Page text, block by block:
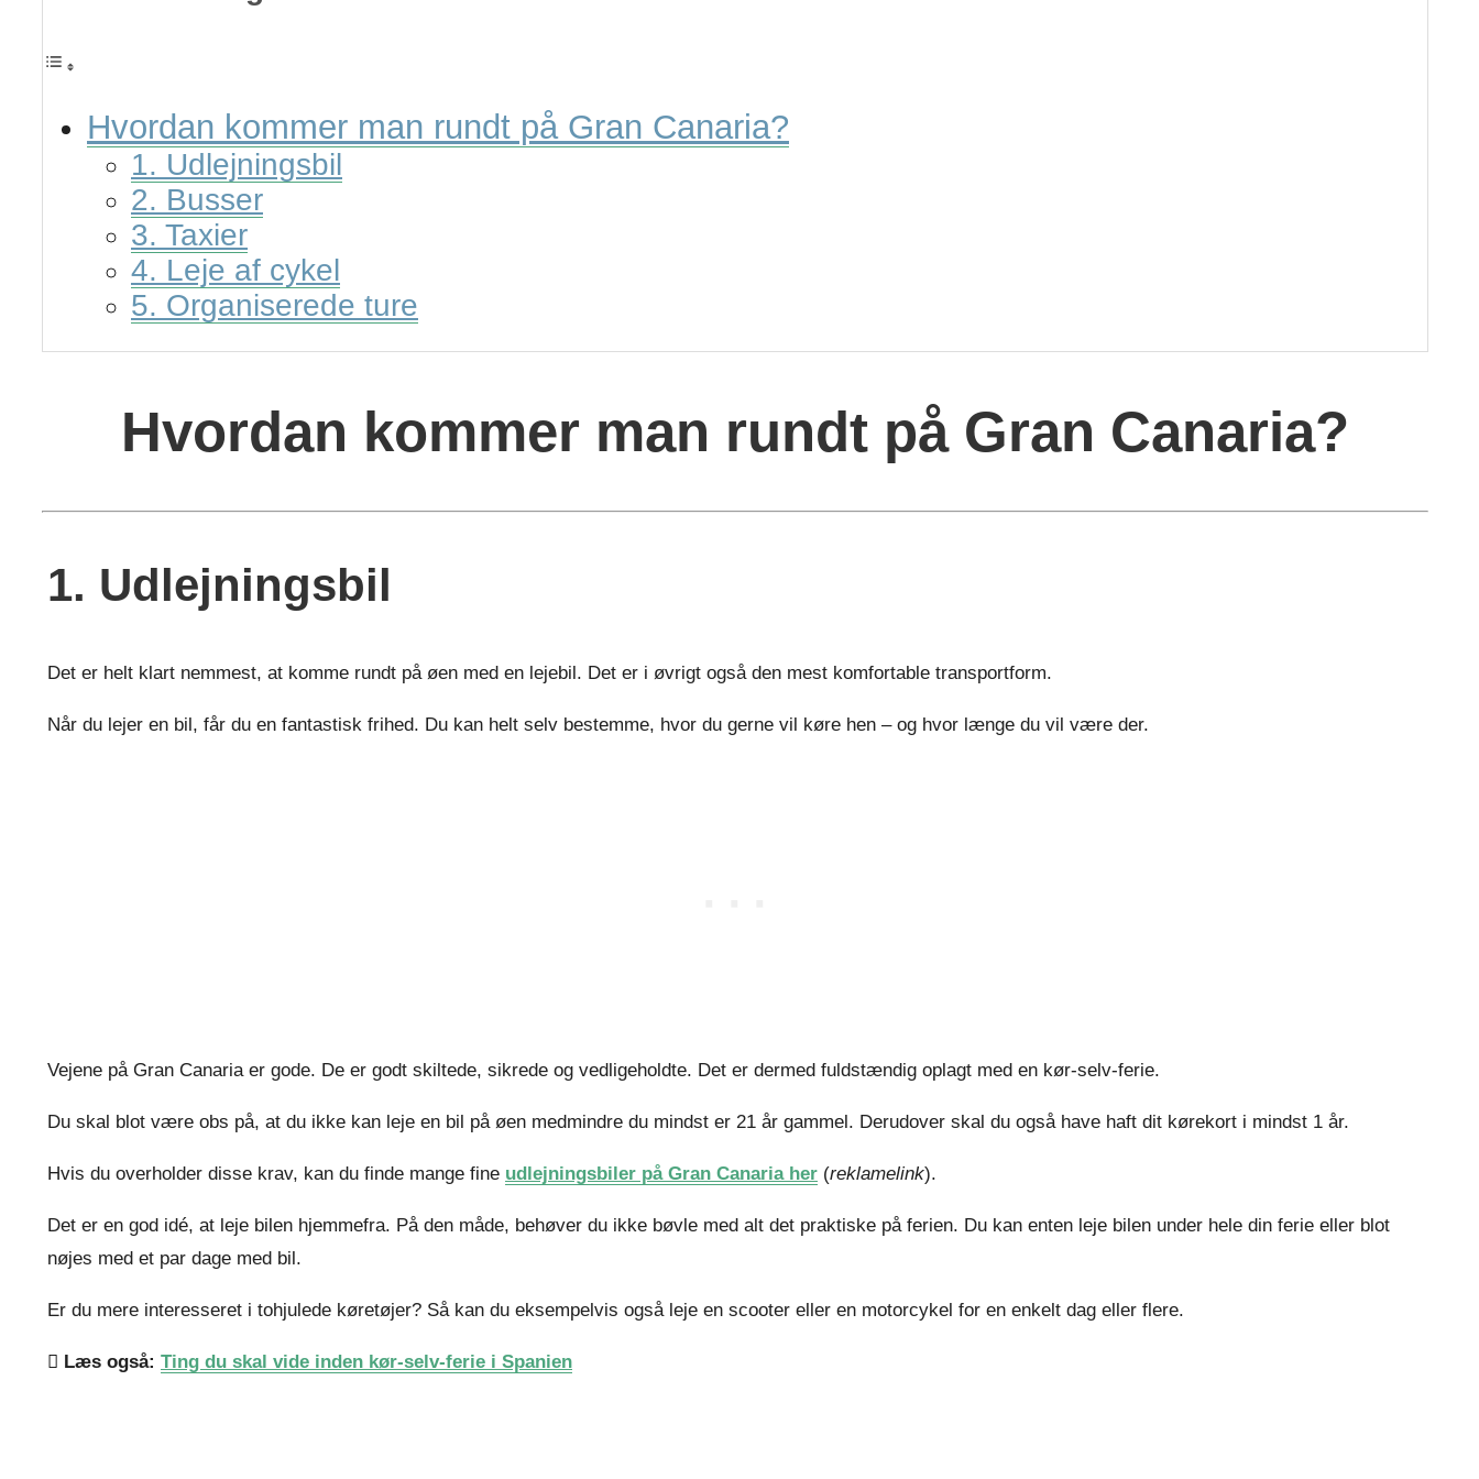
Hvordan kommer man rundt på Gran Canaria?
1. Udlejningsbil
2. Busser
3. Taxier
4. Leje af cykel
5. Organiserede ture
Hvordan kommer man rundt på Gran Canaria?
1. Udlejningsbil
Det er helt klart nemmest, at komme rundt på øen med en lejebil. Det er i øvrigt også den mest komfortable transportform.
Når du lejer en bil, får du en fantastisk frihed. Du kan helt selv bestemme, hvor du gerne vil køre hen – og hvor længe du vil være der.
Vejene på Gran Canaria er gode. De er godt skiltede, sikrede og vedligeholdte. Det er dermed fuldstændig oplagt med en kør-selv-ferie.
Du skal blot være obs på, at du ikke kan leje en bil på øen medmindre du mindst er 21 år gammel. Derudover skal du også have haft dit kørekort i mindst 1 år.
Hvis du overholder disse krav, kan du finde mange fine udlejningsbiler på Gran Canaria her (reklamelink).
Det er en god idé, at leje bilen hjemmefra. På den måde, behøver du ikke bøvle med alt det praktiske på ferien. Du kan enten leje bilen under hele din ferie eller blot
nøjes med et par dage med bil.
Er du mere interesseret i tohjulede køretøjer? Så kan du eksempelvis også leje en scooter eller en motorcykel for en enkelt dag eller flere.
Læs også: Ting du skal vide inden kør-selv-ferie i Spanien